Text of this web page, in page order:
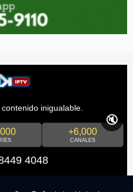
inigualable.
+6,000
CANALES
4048
🔇